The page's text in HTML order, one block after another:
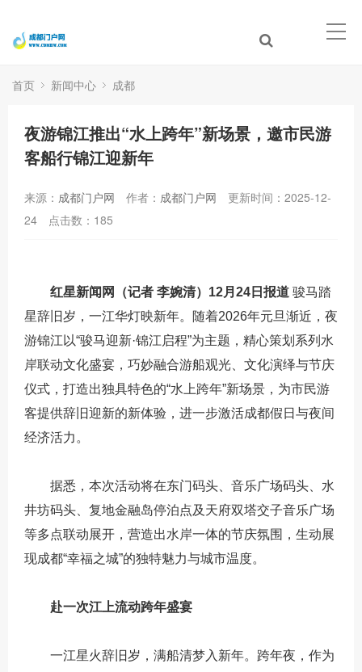
首页 新闻中心 成都
夜游锦江推出“水上跨年”新场景，邀市民游
客船行锦江迎新年
来源： 成都门户网 作者： 成都门户网
更新时间：2025-12-
24
点击数： 185
红星新闻网（记者 李婉清）12月24日报道 骏马踏
星辞旧岁，一江华灯映新年。随着2026年元旦渐近，夜
游锦江以“骏马迎新·锦江启程”为主题，精心策划系列水
岸联动文化盛宴，巧妙融合游船观光、文化演绎与节庆
仪式，打造出独具特色的“水上跨年”新场景，为市民游
客提供辞旧迎新的新体验，进一步激活成都假日与夜间
经济活力。
据悉，本次活动将在东门码头、音乐广场码头、水
井坊码头、复地金融岛停泊点及天府双塔交子音乐广场
等多点联动展开，营造出水岸一体的节庆氛围，生动展
现成都“幸福之城”的独特魅力与城市温度。
赴一次江上流动跨年盛宴
一江星火辞旧岁，满船清梦入新年。跨年夜，作为